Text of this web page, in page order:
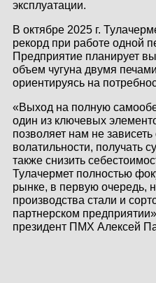
ЛИЧНЫЙ
КЛИЕНТА
эксплуатации.
В октябре 2025 г.
рекорд при работе одной
Предприятие планирует
объем чугуна двумя
ориентируясь на
«Выход на полную
один из ключевых
позволяет нам не
волатильности, получать
также снизить
Тулачермет полностью
рынке, в первую очередь,
производства стали и
партнерском
президент ПМХ Алексей